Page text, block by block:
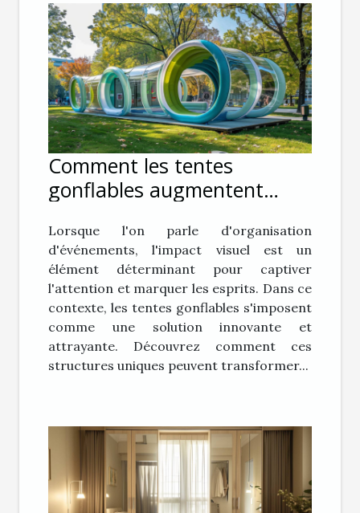
Comment les tentes
gonflables augmentent
d'événements
Lorsque l'on parle d'organisation
d'événements, l'impact visuel est un
élément déterminant pour captiver
l'attention et marquer les esprits. Dans ce
contexte, les tentes gonflables s'imposent
comme une solution innovante et
attrayante. Découvrez comment ces
structures uniques peuvent transformer...